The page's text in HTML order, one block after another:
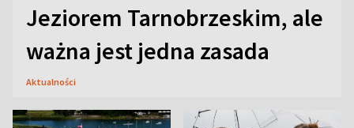
Jeziorem Tarnobrzeskim, ale
ważna jest jedna zasada
Aktualności